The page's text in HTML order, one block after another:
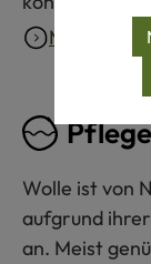
Mehr
Wolle ist von
aufgrund
an. Meist